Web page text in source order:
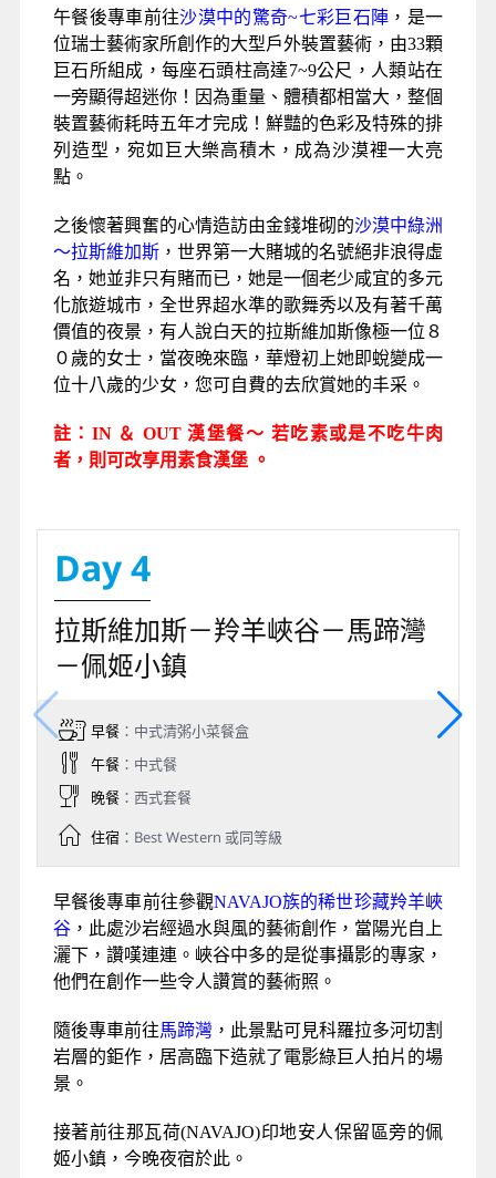
午餐後專車前往沙漠中的驚奇~七彩巨石陣 ，是一
位瑞士藝術家所創作的大型戶外裝置藝術，由33顆
巨石所組成，每座石頭柱高達7~9公尺，人類站在
一旁顯得超迷你！因為重量、體積都相當大，整個
裝置藝術耗時五年才完成！鮮豔的色彩及特殊的排
列造型，宛如巨大樂高積木，成為沙漠裡一大亮
點。
之後懷著興奮的心情造訪由金錢堆砌的沙漠中綠洲
～拉斯維加斯，世界第一大賭城的名號絕非浪得虛
名，她並非只有賭而已，她是一個老少咸宜的多元
化旅遊城市，全世界超水準的歌舞秀以及有著千萬
價值的夜景，有人說白天的拉斯維加斯像極一位８
０歲的女士，當夜晚來臨，華燈初上她即蛻變成一
位十八歲的少女，您可自費的去欣賞她的丰采。
註：IN ＆ OUT 漢堡餐～ 若吃素或是不吃牛肉
者，則可改享用素食漢堡 。
Day 4
拉斯維加斯－羚羊峽谷－馬蹄灣
－佩姬小鎮
早餐：中式清粥小菜餐盒
午餐：中式餐
晚餐：西式套餐
住宿：Best Western 或同等級
早餐後專車前往參觀NAVAJO族的稀世珍藏羚羊峽
谷，此處沙岩經過水與風的藝術創作，當陽光自上
灑下，讚嘆連連。峽谷中多的是從事攝影的專家，
他們在創作一些令人讚賞的藝術照。
隨後專車前往馬蹄灣 ，此景點可見科羅拉多河切割
岩層的鉅作，居高臨下造就了電影綠巨人拍片的場
景。
接著前往那瓦荷(NAVAJO)印地安人保留區旁的佩
姬小鎮，今晚夜宿於此。